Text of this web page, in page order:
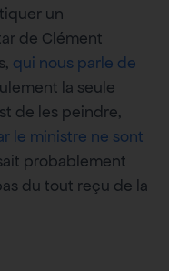
un
de Clément
qui nous parle de
la seule
de les peindre,
le ministre ne sont
probablement
du tout reçu de la